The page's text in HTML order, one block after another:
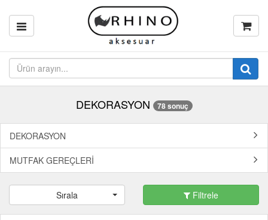
DEKORASYON 78 sonuç
DEKORASYON
MUTFAK GEREÇLERİ
Sırala Filtrele